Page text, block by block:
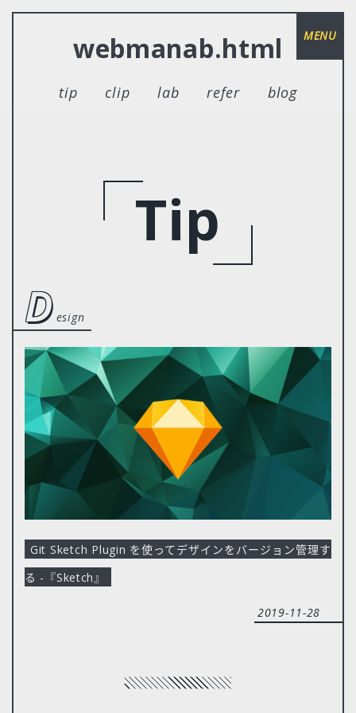
webmanab.html
tip clip lab refer blog
MENU
Tip
d esign
Git Sketch Plugin を使ってデザインをバージョン管理す
る -『Sketch』
2019-11-28